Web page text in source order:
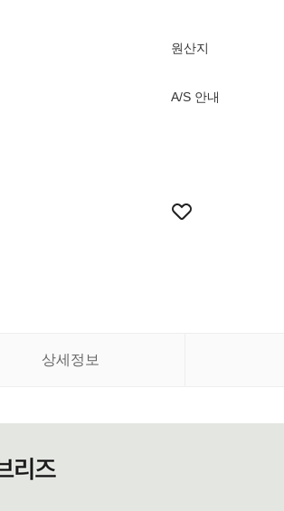
원산지
A/S 안내
상세정보